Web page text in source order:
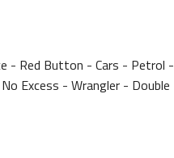
- Red Button - Cars - Petrol -
Excess - Wrangler - Double